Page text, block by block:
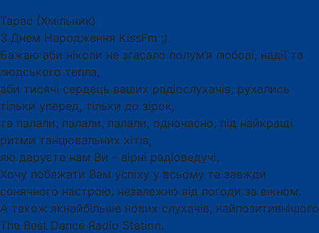
Тарас (Хмільник)
З Днем Народження KissFm ;)
Бажаю аби ніколи не згасало полум’я любові, надії та
людського тепла,
аби тисячі сердець ваших радіослухачів, рухались
тільки уперед, тільки до зірок,
та палали, палали, палали, одночасно, під найкращі
ритми танцювальних хітів,
які даруєте нам Ви – вірні радіоведучі.
Хочу побажати Вам успіху у всьому та завжди
сонячного настрою, незалежно від погоди за вікном.
А також якнайбільше нових слухачів, найпозитивнішого
The Best Dance Radio Station.